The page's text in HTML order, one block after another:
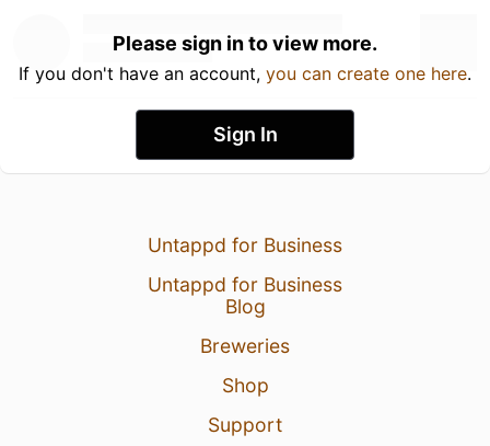
Please sign in to view more.
If you don't have an account, you can create one here.
Sign In
Untappd for Business
Untappd for Business
Blog
Breweries
Shop
Support